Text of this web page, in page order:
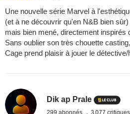
Une nouvelle série Marvel à
(et à ne découvrir qu'en N&B bien
mais bien mené, directement inspirés
Sans oublier son très chouette
Cage prend plaisir à jouer le
Dik ap Prale